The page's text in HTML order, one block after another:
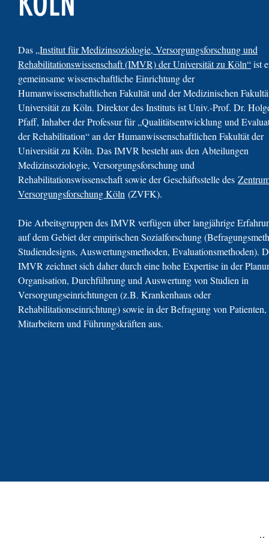
Das „Institut für Medizinsoziologie, Versorgungsforschung und
Rehabilitationswissenschaft (IMVR) der Universität zu Köln“ist
gemeinsame wissenschaftliche Einrichtung der
Humanwissenschaftlichen Fakultät und der Medizinischen
Universität zu Köln. Direktor des Instituts ist Univ.-Prof. Dr.
Pfaff, Inhaber der Professur für „Qualitätsentwicklung und
der Rehabilitation“ an der Humanwissenschaftlichen Fakultät der
Universität zu Köln. Das IMVR besteht aus den Abteilungen
Medizinsoziologie, Versorgungsforschung und
Rehabilitationswissenschaft sowie der Geschäftsstelle des
Versorgungsforschung Köln (ZVFK).
Die Arbeitsgruppen des IMVR verfügen über langjährige
auf dem Gebiet der empirischen Sozialforschung
Studiendesigns, Auswertungsmethoden, Evaluationsmethoden).
IMVR zeichnet sich daher durch eine hohe Expertise in der
Organisation, Durchführung und Auswertung von Studien in
Versorgungseinrichtungen (z.B. Krankenhaus oder
Rehabilitationseinrichtung) sowie in der Befragung von Patienten,
Mitarbeitern und Führungskräften aus.